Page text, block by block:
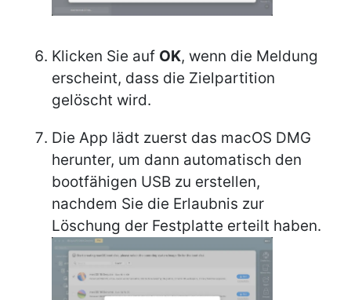
Klicken Sie auf OK, wenn die Meldung
erscheint, dass die Zielpartition
gelöscht wird.
Die App lädt zuerst das macOS DMG
herunter, um dann automatisch den
bootfähigen USB zu erstellen,
nachdem Sie die Erlaubnis zur
Löschung der Festplatte erteilt haben.